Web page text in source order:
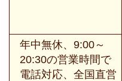
年中無休、9:00～
20:30の営業時間で
電話対応、全国直営